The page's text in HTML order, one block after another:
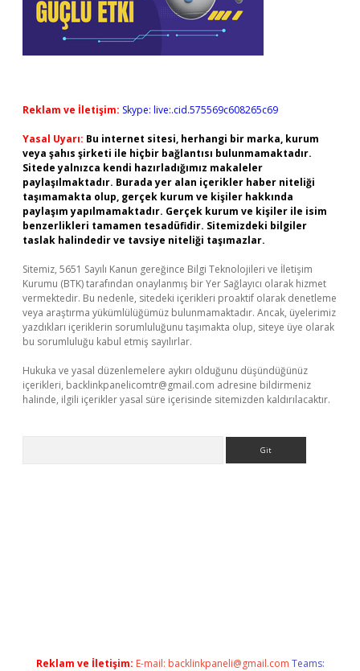
Reklam ve İletişim: Skype: live:.cid.575569c608265c69
Yasal Uyarı: Bu internet sitesi, herhangi bir marka, kurum
veya şahıs şirketi ile hiçbir bağlantısı bulunmamaktadır.
Sitede yalnızca kendi hazırladığımız makaleler
paylaşılmaktadır. Burada yer alan içerikler haber niteliği
taşımamakta olup, gerçek kurum ve kişiler hakkında
paylaşım yapılmamaktadır. Gerçek kurum ve kişiler ile isim
benzerlikleri tamamen tesadüfidir. Sitemizdeki bilgiler
taslak halindedir ve tavsiye niteliği taşımazlar.
Sitemiz, 5651 Sayılı Kanun gereğince Bilgi Teknolojileri ve İletişim
Kurumu (BTK) tarafından onaylanmış bir Yer Sağlayıcı olarak hizmet
vermektedir. Bu nedenle, sitedeki içerikleri proaktif olarak denetleme
veya araştırma yükümlülüğümüz bulunmamaktadır. Ancak, üyelerimiz
yazdıkları içeriklerin sorumluluğunu taşımakta olup, siteye üye olarak
bu sorumluluğu kabul etmiş sayılırlar.
Hukuka ve yasal düzenlemelere aykırı olduğunu düşündüğünüz
içerikleri, backlinkpanelicomtr@gmail.com adresine bildirmeniz
halinde, ilgili içerikler yasal süre içerisinde sitemizden kaldırılacaktır.
Reklam ve İletişim: E-mail: backlinkpaneli@gmail.com Teams: